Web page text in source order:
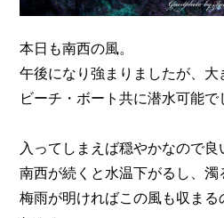
本日も南西の風。
午後になり強まりましたが、大
ビーチ・ボート共に潜水可能で
入ってしまえば穏やかなので良
南西が続くと水温下がるし、濁
梅雨が明ければこの風も収まる